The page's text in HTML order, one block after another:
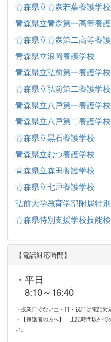
青森県立青森若葉養護学校
青森県立青森第一高等養
青森県立青森第二高等養
青森県立浪岡養護学校
青森県立弘前第一養護学校
青森県立弘前第二養護学校
青森県立八戸第一養護学校
青森県立八戸第二養護学校
青森県立黒石養護学校
青森県立むつ養護学校
青森県立森田養護学校
青森県立七戸養護学校
弘前大学教育学部附属特
青森県特別支援学校技能
【電話対応時間】
・平日
8:10～16:40
・授業日でない土・日・祝日は電話対
・【保護者の方へ】
上記時間以外で
い。